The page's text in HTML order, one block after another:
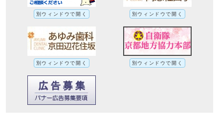
別ウィンドウで開く 別ウィンドウで開く
別ウィンドウで開く 別ウィンドウで開く